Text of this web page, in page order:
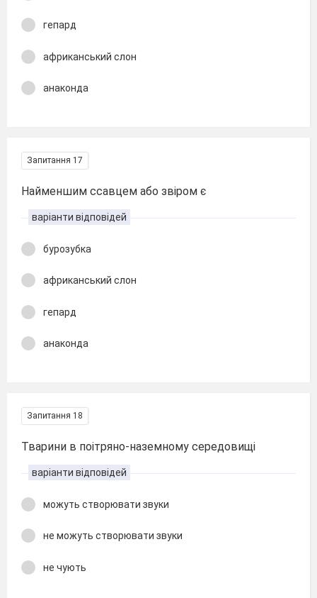
гепард
африканський слон
анаконда
Запитання 17
Найменшим ссавцем або звіром є
варіанти відповідей
бурозубка
африканський слон
гепард
анаконда
Запитання 18
Тварини в поітряно-наземному середовищі
варіанти відповідей
можуть створювати звуки
не можуть створювати звуки
не чують